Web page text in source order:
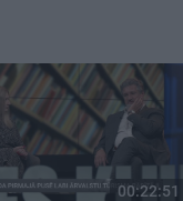
00:22:51